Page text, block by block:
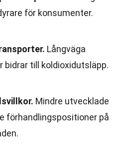
för konsumenter.
Långväga
bidrar till koldioxidutsläpp.
Mindre utvecklade
förhandlingspositioner på